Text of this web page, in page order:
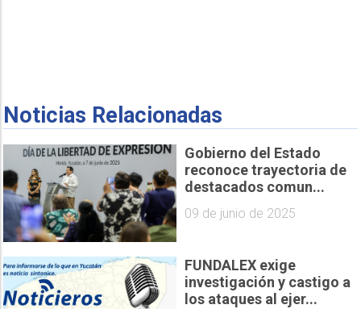
Noticias Relacionadas
Gobierno del Estado
reconoce trayectoria de
destacados comun...
09 de junio de 2025
FUNDALEX exige
investigación y castigo a
los ataques al ejer...